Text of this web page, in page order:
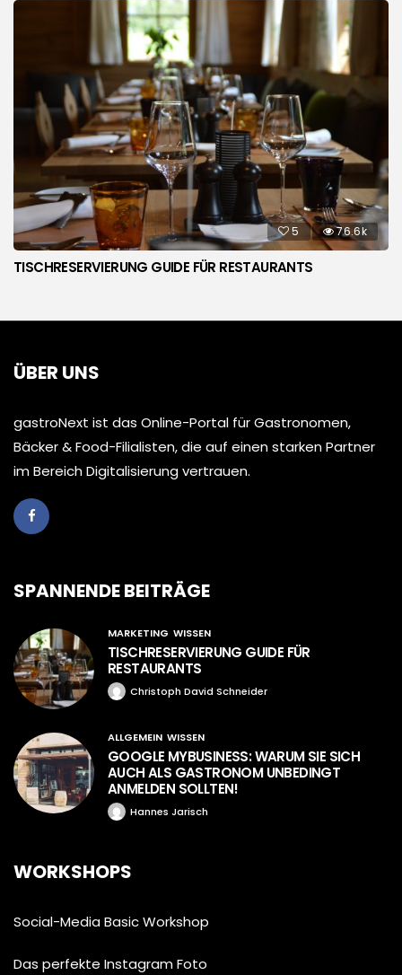
5 76.6k
TISCHRESERVIERUNG GUIDE FÜR RESTAURANTS
ÜBER UNS
gastroNext ist das Online-Portal für Gastronomen,
Bäcker & Food-Filialisten, die auf einen starken Partner
im Bereich Digitalisierung vertrauen.
SPANNENDE BEITRÄGE
MARKETING WISSEN
TISCHRESERVIERUNG GUIDE FÜR
RESTAURANTS
Christoph David Schneider
ALLGEMEIN WISSEN
GOOGLE MYBUSINESS: WARUM SIE SICH
AUCH ALS GASTRONOM UNBEDINGT
ANMELDEN SOLLTEN!
Hannes Jarisch
WORKSHOPS
Social-Media Basic Workshop
Das perfekte Instagram Foto